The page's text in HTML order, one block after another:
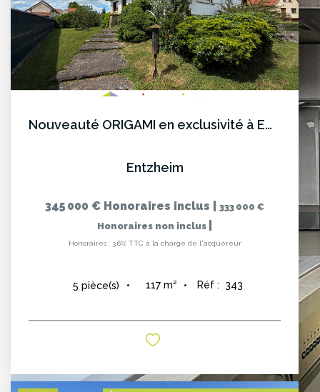
Nouveauté ORIGAMI en exclusivité à ENTZHEIM
Entzheim
345 000 € Honoraires inclus
333 000 €
Honoraires non inclus
Honoraires : 3,6% TTC à la charge de l'acquéreur
5 pièce(s) 117 m² Réf : 343